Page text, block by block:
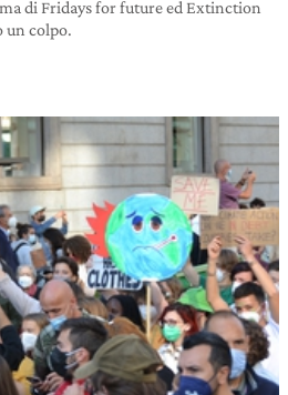
di Fridays for future ed Extinction
un colpo.